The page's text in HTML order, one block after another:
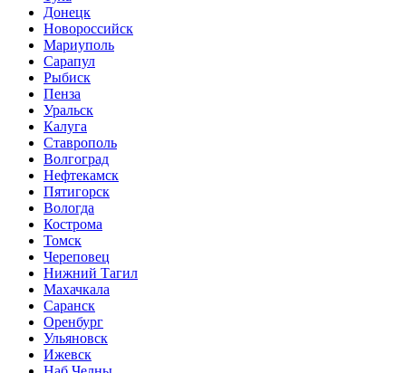
Донецк
Новороссийск
Мариуполь
Сарапул
Рыбиск
Пенза
Уральск
Калуга
Ставрополь
Волгоград
Нефтекамск
Пятигорск
Вологда
Кострома
Томск
Череповец
Нижний Тагил
Махачкала
Саранск
Оренбург
Ульяновск
Ижевск